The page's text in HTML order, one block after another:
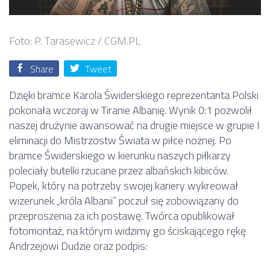
Foto: P. Tarasewicz / CGM.PL
Share Tweet
Dzięki bramce Karola Świderskiego reprezentanta Polski
pokonała wczoraj w Tiranie Albanię. Wynik 0:1 pozwolił
naszej drużynie awansować na drugie miejsce w grupie I
eliminacji do Mistrzostw Świata w piłce nożnej. Po
bramce Świderskiego w kierunku naszych piłkarzy
poleciały butelki rzucane przez albańskich kibiców.
Popek, który na potrzeby swojej kariery wykreował
wizerunek „króla Albanii” poczuł się zobowiązany do
przeproszenia za ich postawę. Twórca opublikował
fotomontaż, na którym widzimy go ściskającego rękę
Andrzejowi Dudzie oraz podpis: